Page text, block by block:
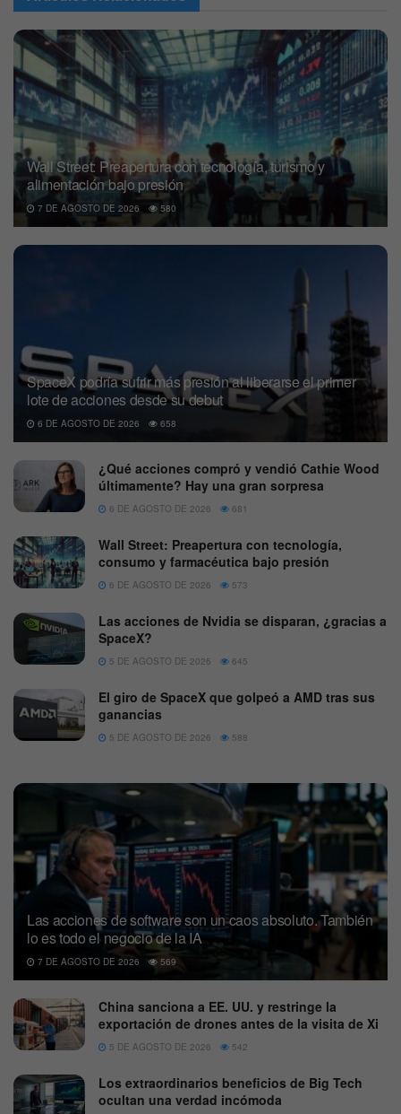
Wall Street: Preapertura con tecnología, turismo y
alimentación bajo presión
7 DE AGOSTO DE 2026 580
SpaceX podría sufrir más presión al liberarse el primer
lote de acciones desde su debut
6 DE AGOSTO DE 2026 658
¿Qué acciones compró y vendió Cathie Wood
últimamente? Hay una gran sorpresa
6 DE AGOSTO DE 2026 681
Wall Street: Preapertura con tecnología,
consumo y farmacéutica bajo presión
6 DE AGOSTO DE 2026 573
Las acciones de Nvidia se disparan, ¿gracias a
SpaceX?
5 DE AGOSTO DE 2026 645
El giro de SpaceX que golpeó a AMD tras sus
ganancias
5 DE AGOSTO DE 2026 588
Las acciones de software son un caos absoluto. También
lo es todo el negocio de la IA
7 DE AGOSTO DE 2026 569
China sanciona a EE. UU. y restringe la
exportación de drones antes de la visita de Xi
5 DE AGOSTO DE 2026 542
Los extraordinarios beneficios de Big Tech
ocultan una verdad incómoda